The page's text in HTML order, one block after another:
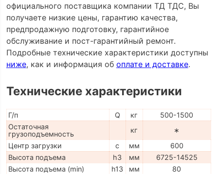
официального поставщика компании ТД ТДС, Вы
получаете низкие цены, гарантию качества,
предпродажную подготовку, гарантийное
обслуживание и пост-гарантийный ремонт.
Подробные технические характеристики доступны
ниже, как и информация об оплате и доставке.
Технические характеристики
Г/п Q кг
500-1500
Остаточная
грузоподъемность
кг
∗
Центр загрузки
c мм
600
Высота подъема
h3 мм
6725-14525
Высота подъема (min)
h13 мм
80